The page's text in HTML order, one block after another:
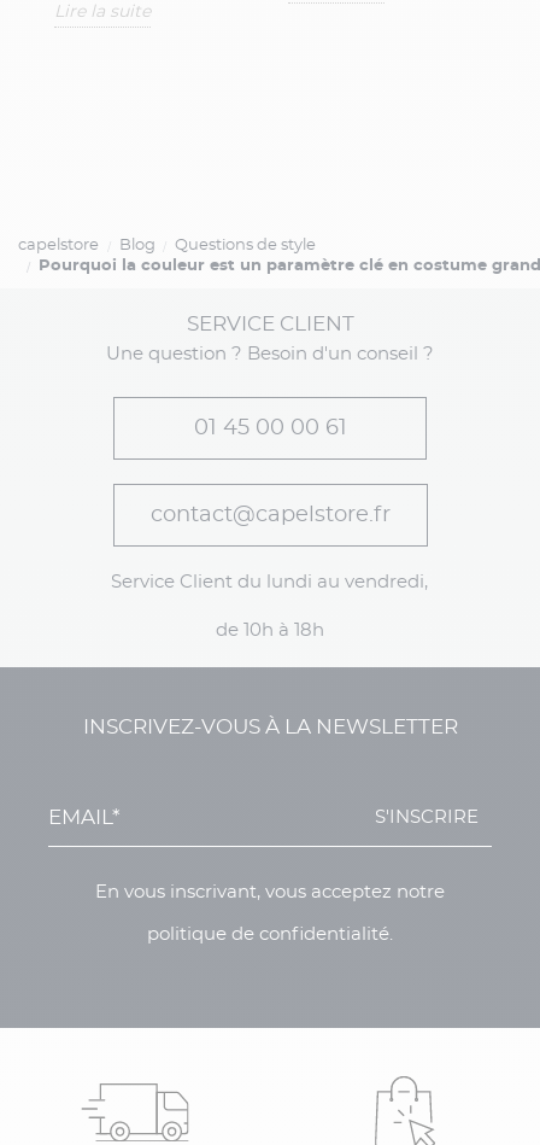
Lire la suite
capelstore Blog
Questions de style
Pourquoi la couleur est un paramètre clé en costume
SERVICE CLIENT
Une question ? Besoin d'un conseil ?
01 45 00 00 61
contact@capelstore.fr
Service Client du lundi au vendredi,
de 10h à 18h
INSCRIVEZ-VOUS À LA NEWSLETTER
S'INSCRIRE
En vous inscrivant, vous acceptez notre
politique de confidentialité.